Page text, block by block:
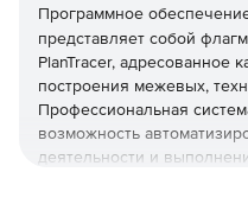
Программное
представляет собой
PlanTracer, адресованное
построения межевых,
Профессиональная
возможность
деятельности и